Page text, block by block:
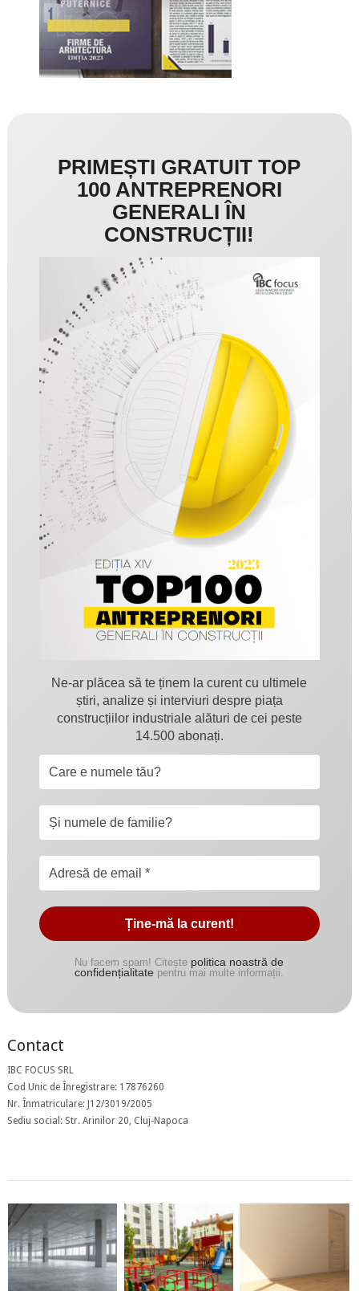
PRIMEȘTI GRATUIT TOP
100 ANTREPRENORI
GENERALI ÎN
CONSTRUCȚII!
Ne-ar plăcea să te ținem la curent cu ultimele
știri, analize și interviuri despre piața
construcțiilor industriale alături de cei peste
14.500 abonați.
Nu facem spam! Citește politica noastră de
confidențialitate pentru mai multe informații.
Contact
IBC FOCUS SRL
Cod Unic de Înregistrare: 17876260
Nr. Înmatriculare: J12/3019/2005
Sediu social: Str. Arinilor 20, Cluj-Napoca